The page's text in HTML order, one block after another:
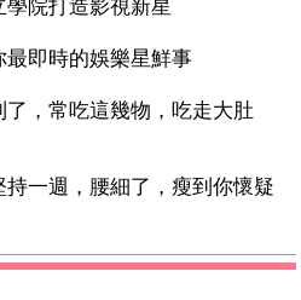
院打造影視新星
即時的娛樂星鮮事
，常吃這幾物，吃走大肚
一週，腰細了，瘦到你懷疑